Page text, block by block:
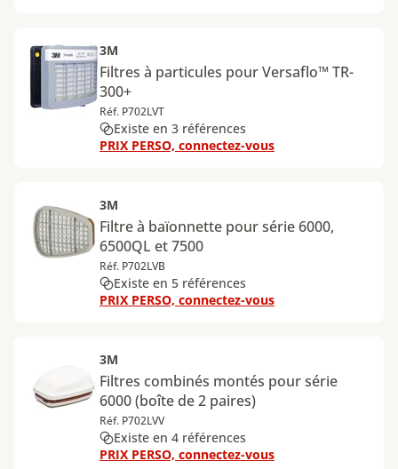
3M
Filtres à particules pour Versaflo™ TR-
300+
Réf. P702LVT
Existe en 3 références
PRIX PERSO, connectez-vous
3M
Filtre à baïonnette pour série 6000,
6500QL et 7500
Réf. P702LVB
Existe en 5 références
PRIX PERSO, connectez-vous
3M
Filtres combinés montés pour série
6000 (boîte de 2 paires)
Réf. P702LVV
Existe en 4 références
PRIX PERSO, connectez-vous